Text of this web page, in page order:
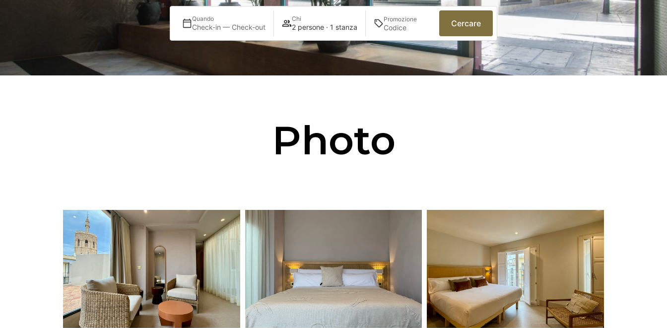
Quando
Check-in — Check-out
Chi
2 persone · 1 stanza
Promozione Cercare
Photo